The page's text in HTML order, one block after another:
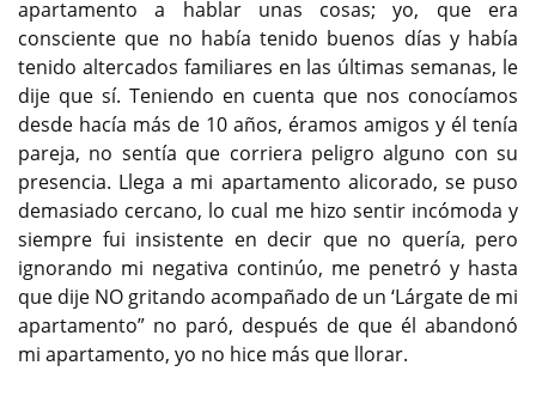
apartamento a hablar unas cosas; yo, que era
consciente que no había tenido buenos días y había
tenido altercados familiares en las últimas semanas, le
dije que sí. Teniendo en cuenta que nos conocíamos
desde hacía más de 10 años, éramos amigos y él tenía
pareja, no sentía que corriera peligro alguno con su
presencia. Llega a mi apartamento alicorado, se puso
demasiado cercano, lo cual me hizo sentir incómoda y
siempre fui insistente en decir que no quería, pero
ignorando mi negativa continúo, me penetró y hasta
que dije NO gritando acompañado de un ‘Lárgate de mi
apartamento” no paró, después de que él abandonó
mi apartamento, yo no hice más que llorar.